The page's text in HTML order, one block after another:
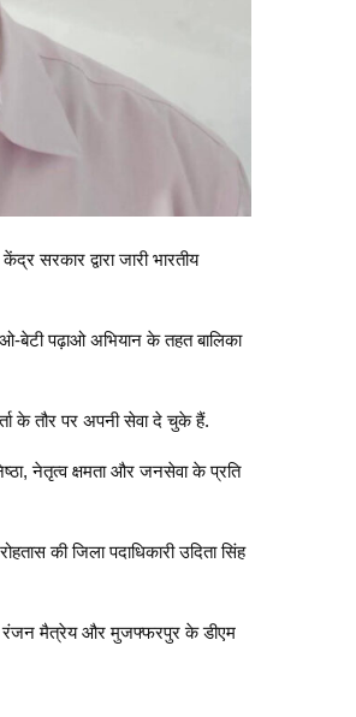
सरकार द्वारा जारी भारतीय
बेटी पढ़ाओ अभियान के तहत बालिका
के तौर पर अपनी सेवा दे चुके हैं.
नेतृत्व क्षमता और जनसेवा के प्रति
की जिला पदाधिकारी उदिता सिंह
रंजन मैत्रेय और मुजफ्फरपुर के डीएम